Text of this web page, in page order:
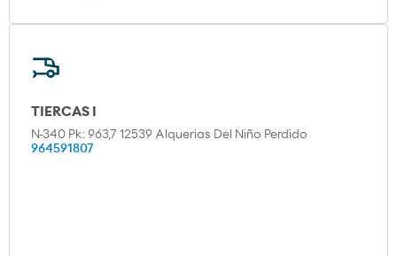
TIERCAS I
N-340 Pk: 963,7 12539 Alquerias Del Niño Perdido
964591807